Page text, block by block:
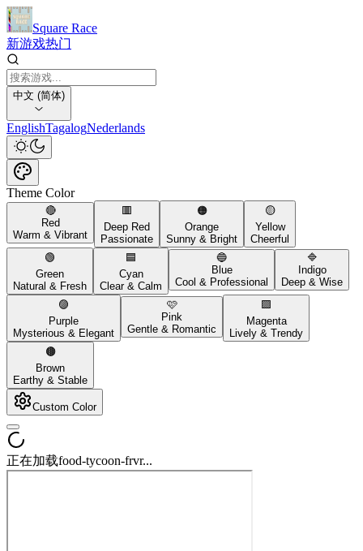
Square Race
新游戏热门
中文 (简体)
EnglishTagalogNederlands
Theme Color
🔴
Red
Warm & Vibrant
🟥
Deep Red
Passionate
🟠
Orange
Sunny & Bright
🟡
Yellow
Cheerful
🟢
Green
Natural & Fresh
🟦
Cyan
Clear & Calm
🔵
Blue
Cool & Professional
🔷
Indigo
Deep & Wise
🟣
Purple
Mysterious & Elegant
🩷
Pink
Gentle & Romantic
🟪
Magenta
Lively & Trendy
🟤
Brown
Earthy & Stable
Custom Color
正在加载food-tycoon-frvr...